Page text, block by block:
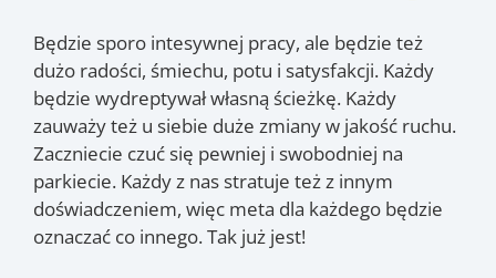
Będzie sporo intesywnej pracy, ale będzie też
dużo radości, śmiechu, potu i satysfakcji. Każdy
będzie wydreptywał własną ścieżkę. Każdy
zauważy też u siebie duże zmiany w jakość ruchu.
Zaczniecie czuć się pewniej i swobodniej na
parkiecie. Każdy z nas stratuje też z innym
doświadczeniem, więc meta dla każdego będzie
oznaczać co innego. Tak już jest!